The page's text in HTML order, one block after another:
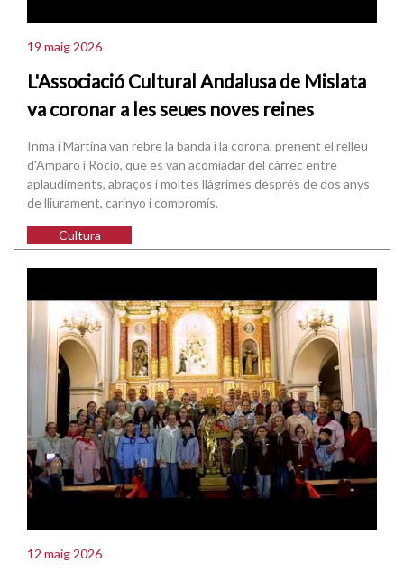
19 maig 2026
L'Associació Cultural Andalusa de Mislata
va coronar a les seues noves reines
Inma i Martina van rebre la banda i la corona, prenent el relleu
d'Amparo i Rocío, que es van acomiadar del càrrec entre
aplaudiments, abraços i moltes llàgrimes després de dos anys
de lliurament, carinyo i compromís.
Cultura
12 maig 2026